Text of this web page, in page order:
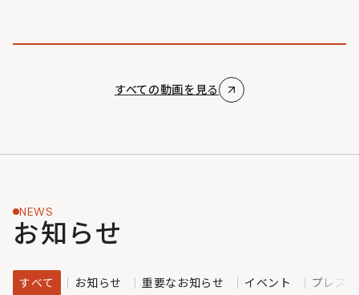
すべての動画を見る
NEWS
お知らせ
すべて お知らせ 重要なお知らせ イベント プレス